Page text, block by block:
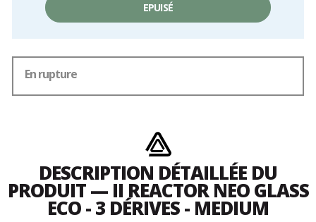
unitaire,
EPUISÉ
En rupture
DESCRIPTION DÉTAILLÉE DU
PRODUIT — II REACTOR NEO GLASS
ECO - 3 DÉRIVES - MEDIUM